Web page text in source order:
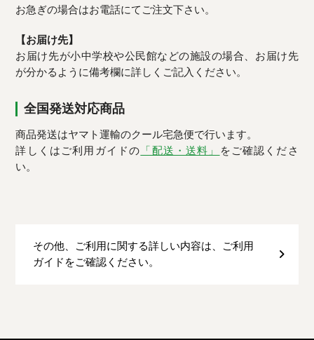
お急ぎの場合はお電話にてご注文下さい。
【お届け先】
お届け先が小中学校や公民館などの施設の場合、お届け先
が分かるように備考欄に詳しくご記入ください。
全国発送対応商品
商品発送はヤマト運輸のクール宅急便で行います。
詳しくはご利用ガイドの 「配送・送料」
をご確認くださ
い。
その他、ご利用に関する詳しい内容は、ご利用
ガイドをご確認ください。